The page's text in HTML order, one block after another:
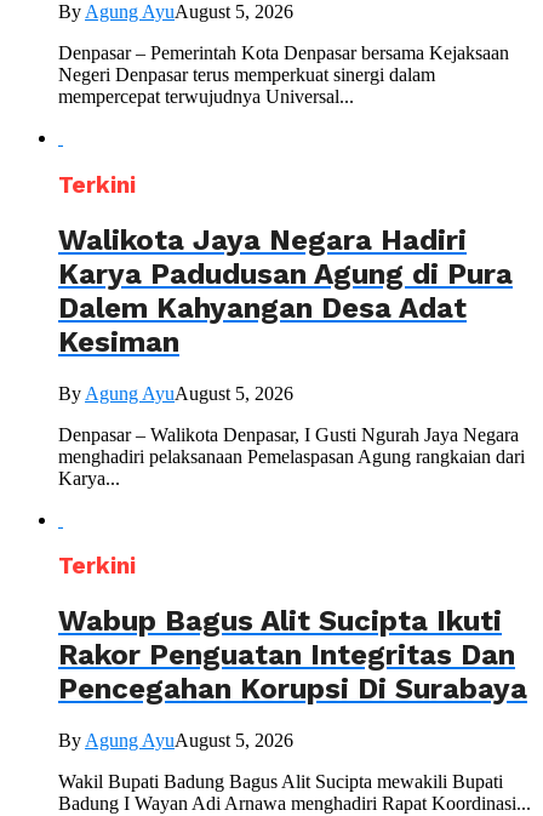
By Agung AyuAugust 5, 2026
Denpasar – Pemerintah Kota Denpasar bersama Kejaksaan
Negeri Denpasar terus memperkuat sinergi dalam
mempercepat terwujudnya Universal...
Terkini
Walikota Jaya Negara Hadiri
Karya Padudusan Agung di Pura
Dalem Kahyangan Desa Adat
Kesiman
By Agung AyuAugust 5, 2026
Denpasar – Walikota Denpasar, I Gusti Ngurah Jaya Negara
menghadiri pelaksanaan Pemelaspasan Agung rangkaian dari
Karya...
Terkini
Wabup Bagus Alit Sucipta Ikuti
Rakor Penguatan Integritas Dan
Pencegahan Korupsi Di Surabaya
By Agung AyuAugust 5, 2026
Wakil Bupati Badung Bagus Alit Sucipta mewakili Bupati
Badung I Wayan Adi Arnawa menghadiri Rapat Koordinasi...